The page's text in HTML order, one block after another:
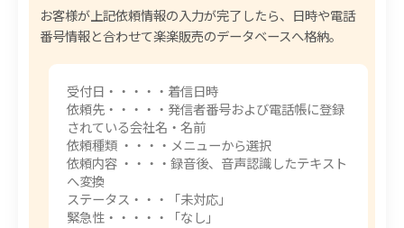
お客様が上記依頼情報の入力が完了したら、日時や電話
番号情報と合わせて楽楽販売のデータベースへ格納。
受付日・・・・・着信日時
依頼先・・・・・発信者番号および電話帳に登録
されている会社名・名前
依頼種類 ・・・・メニューから選択
依頼内容 ・・・・録音後、音声認識したテキスト
へ変換
ステータス・・・「未対応」
緊急性・・・・・「なし」